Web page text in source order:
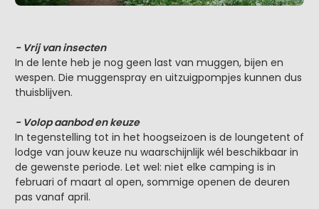
- Vrij van insecten
In de lente heb je nog geen last van muggen, bijen en
wespen. Die muggenspray en uitzuigpompjes kunnen dus
thuisblijven.
- Volop aanbod en keuze
In tegenstelling tot in het hoogseizoen is de loungetent of
lodge van jouw keuze nu waarschijnlijk wél beschikbaar in
de gewenste periode. Let wel: niet elke camping is in
februari of maart al open, sommige openen de deuren
pas vanaf april.